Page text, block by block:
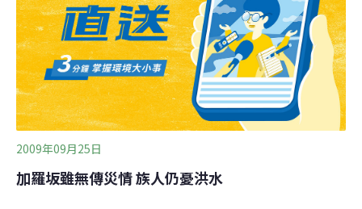
船，意願不高。
2009年09月25日
加羅坂雖無傳災情 族人仍憂洪水